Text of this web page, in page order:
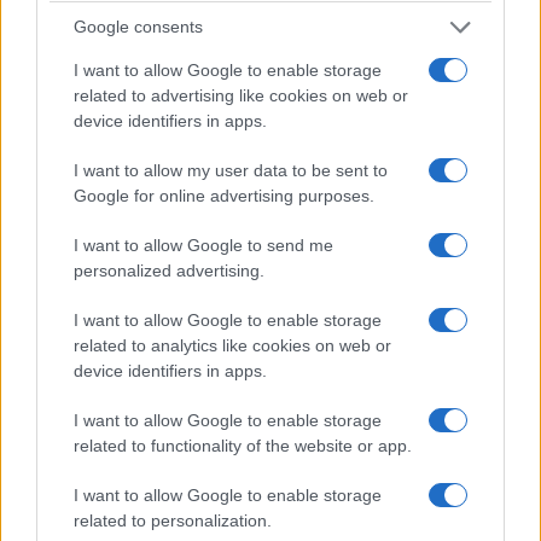
Google consents
I want to allow Google to enable storage
related to advertising like cookies on web or
device identifiers in apps.
I want to allow my user data to be sent to
Google for online advertising purposes.
I want to allow Google to send me
personalized advertising.
I want to allow Google to enable storage
related to analytics like cookies on web or
device identifiers in apps.
I want to allow Google to enable storage
related to functionality of the website or app.
I want to allow Google to enable storage
related to personalization.
zdziwić. Poprawy wymagają też światła przednie -
snop mógłby być dłuższy i nieco jaśniejszy jak na taką
technologię.
Zobacz 36 zdjęć